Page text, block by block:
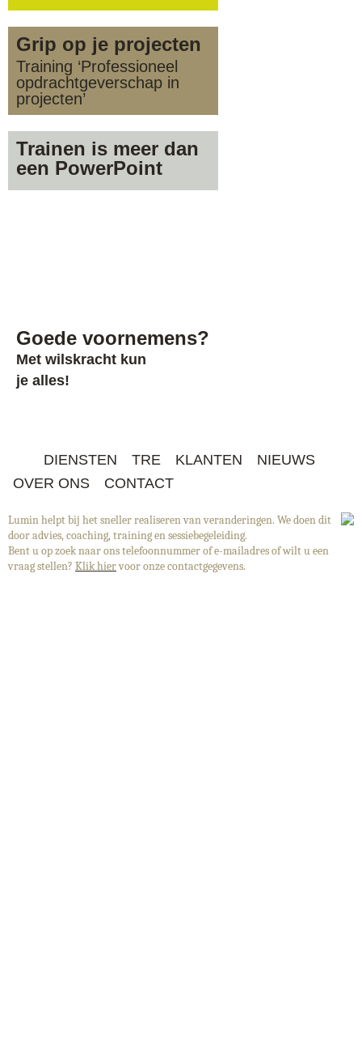
Grip op je projecten
Training ‘Professioneel
opdrachtgeverschap in
projecten’
Trainen is meer dan
een PowerPoint
Goede voornemens?
Met wilskracht kun
je alles!
DIENSTEN TRE KLANTEN
NIEUWS
OVER ONS
CONTACT
Lumin helpt bij het sneller realiseren van veranderingen. We doen dit
door advies, coaching, training en sessiebegeleiding.
Bent u op zoek naar ons telefoonnummer of e-mailadres of wilt u een
vraag stellen? Klik hiervoor onze contactgegevens.